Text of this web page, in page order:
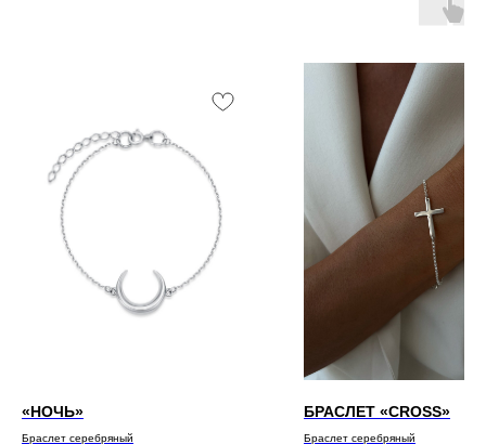
«НОЧЬ»
Браслет серебряный
БРАСЛЕТ «CROSS»
Браслет серебряный